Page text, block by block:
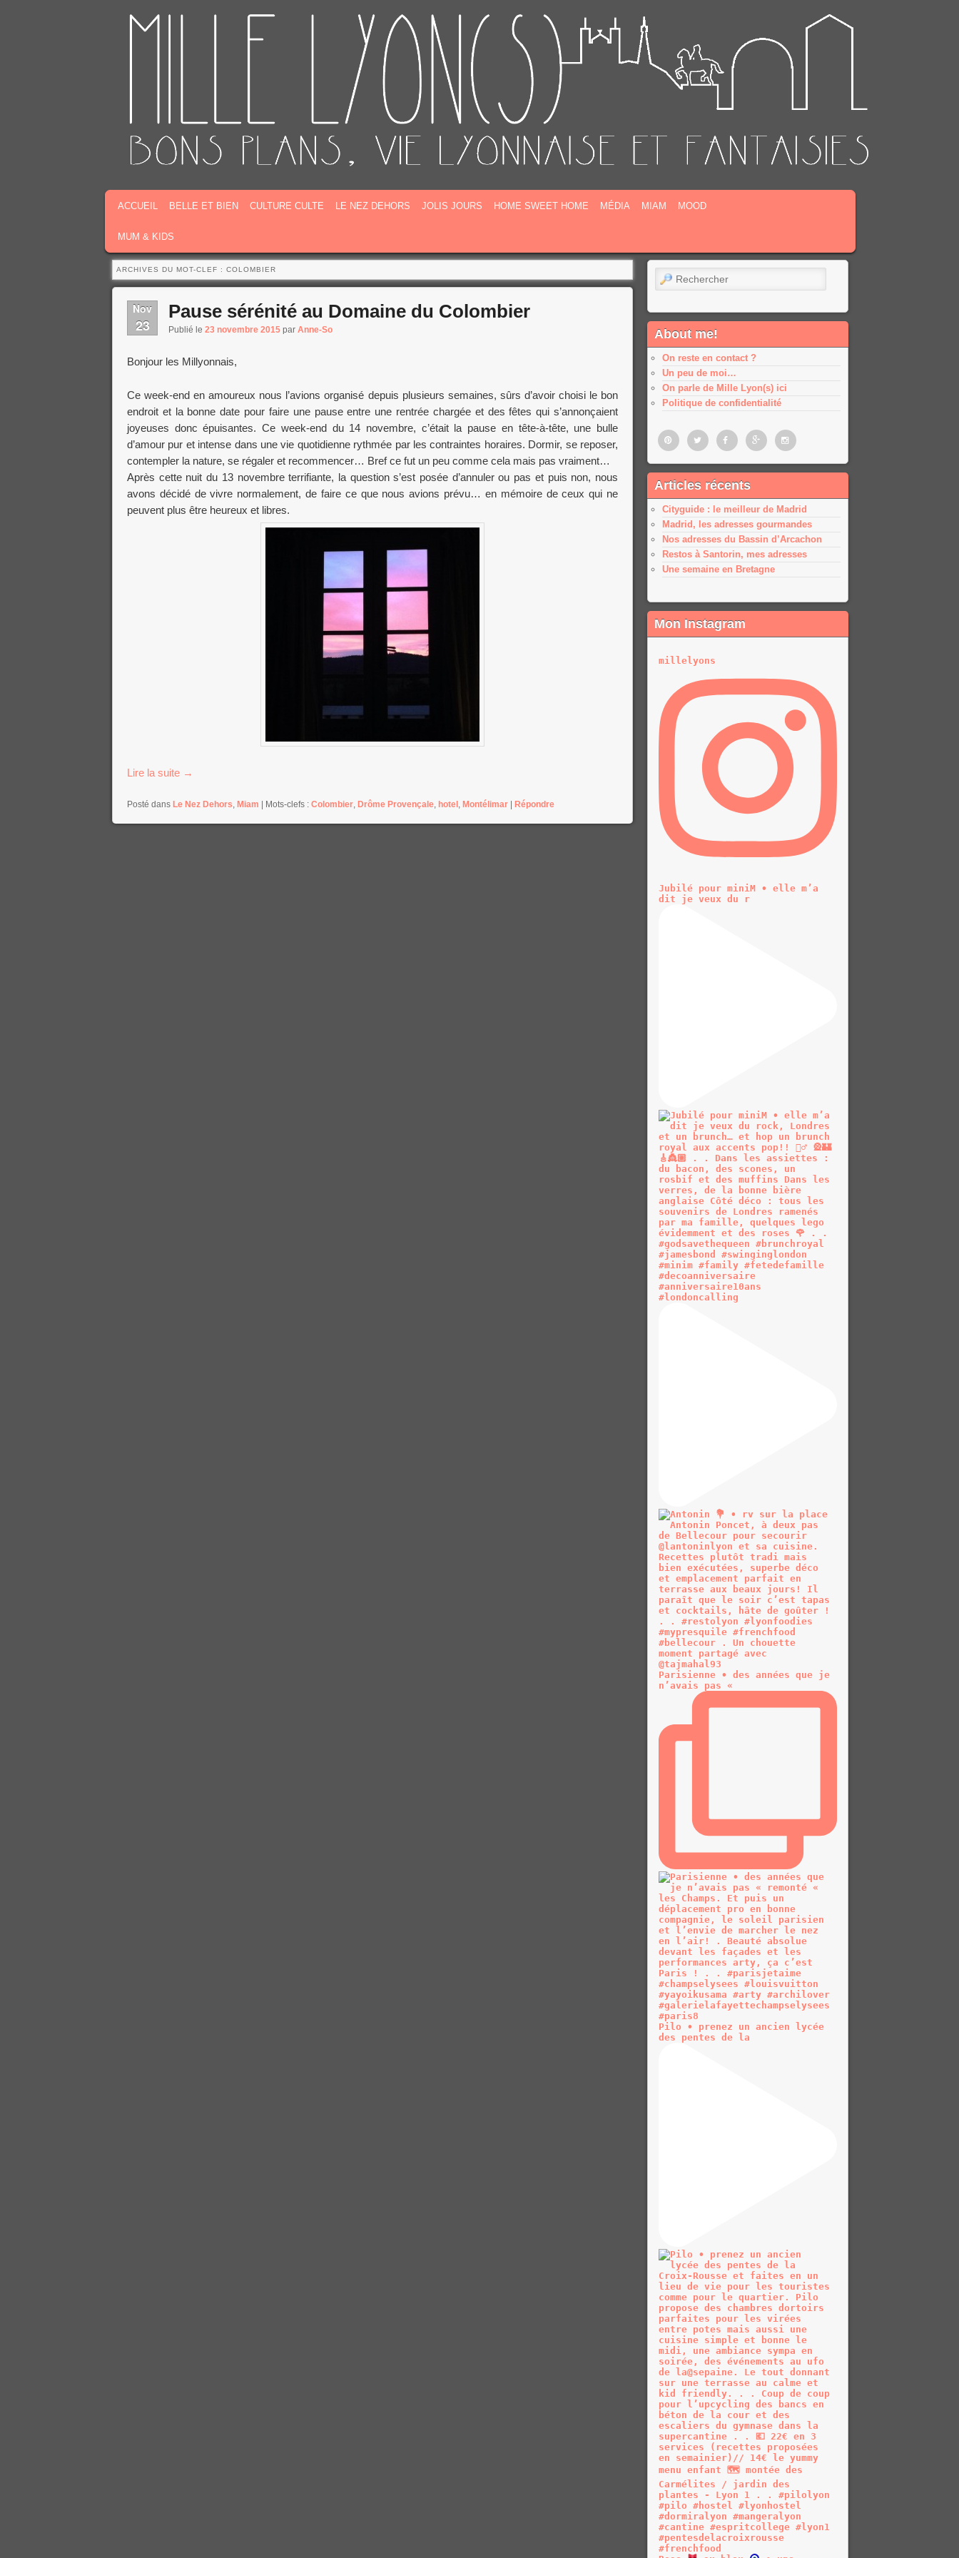
MASQUER LA NAVIGATION PRINCIPALE
MASQUER LA NAVIGATION SECONDAIRE
ACCUEIL BELLE ET BIEN CULTURE CULTE LE NEZ DEHORS JOLIS JOURS HOME SWEET HOME MÉDIA MIAM MOOD
MUM & KIDS
ARCHIVES DU MOT-CLEF : COLOMBIER
Nov
23
Pause sérénité au Domaine du Colombier
Publié le 23 novembre 2015 par Anne-So
Bonjour les Millyonnais,
Ce week-end en amoureux nous l’avions organisé depuis plusieurs semaines, sûrs d’avoir choisi le bon
endroit et la bonne date pour faire une pause entre une rentrée chargée et des fêtes qui s’annonçaient
joyeuses donc épuisantes. Ce week-end du 14 novembre, c’était la pause en tête-à-tête, une bulle
d’amour pur et intense dans une vie quotidienne rythmée par les contraintes horaires. Dormir, se reposer,
contempler la nature, se régaler et recommencer… Bref ce fut un peu comme cela mais pas vraiment…
Après cette nuit du 13 novembre terrifiante, la question s’est posée d’annuler ou pas et puis non, nous
avons décidé de vivre normalement, de faire ce que nous avions prévu… en mémoire de ceux qui ne
peuvent plus être heureux et libres.
Lire la suite →
Posté dans Le Nez Dehors, Miam Mots-clefs : Colombier, Drôme Provençale, hotel , Montélimar Répondre
Rechercher
About me!
On reste en contact ?
Un peu de moi…
On parle de Mille Lyon(s) ici
Politique de confidentialité
PinterestTwitter FacebookGoogle
plus
Google
Articles récents
Cityguide : le meilleur de Madrid
Madrid, les adresses gourmandes
Nos adresses du Bassin d’Arcachon
Restos à Santorin, mes adresses
Une semaine en Bretagne
Mon Instagram
millelyons
Jubilé pour miniM • elle m’a
dit je veux du r
Parisienne • des années que je
n’avais pas «
Pilo • prenez un ancien lycée
des pentes de la